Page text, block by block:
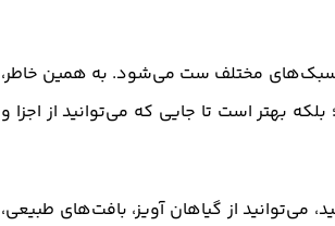
مختلف ست می‌شود. به همین خاطر،
بهتر است تا جایی که می‌توانید از اجزا و
از گیاهان آویز، بافت‌های طبیعی،